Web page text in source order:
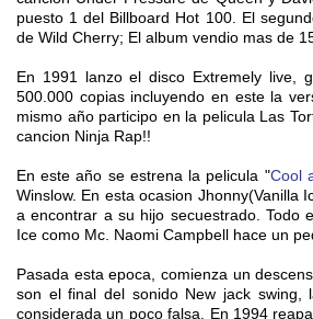
puesto 1 del Billboard Hot 100. El
de Wild Cherry; El album vendio mas de
En 1991 lanzo el disco Extremely live,
500.000 copias incluyendo en este la
mismo año participo en la pelicula Las
cancion Ninja Rap!!
En este año se estrena la pelicula "Cool
Winslow. En esta ocasion Jhonny(Vanilla
a encontrar a su hijo secuestrado. Todo
Ice como Mc. Naomi Campbell hace un
Pasada esta epoca, comienza un
son el final del sonido New jack
considerada un poco falsa. En 1994